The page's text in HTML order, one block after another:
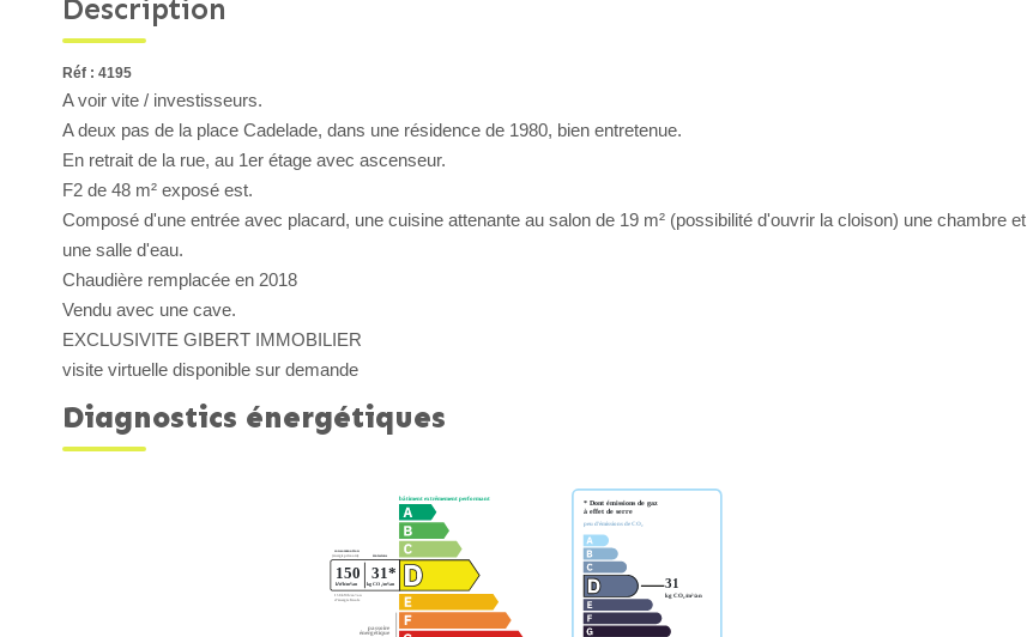
Description
Réf : 4195
A voir vite / investisseurs.
A deux pas de la place Cadelade, dans une résidence de 1980, bien entretenue.
En retrait de la rue, au 1er étage avec ascenseur.
F2 de 48 m² exposé est.
Composé d'une entrée avec placard, une cuisine attenante au salon de 19 m² (possibilité d'ouvrir la cloison) une chambre et
une salle d'eau.
Chaudière remplacée en 2018
Vendu avec une cave.
EXCLUSIVITE GIBERT IMMOBILIER
visite virtuelle disponible sur demande
Diagnostics énergétiques